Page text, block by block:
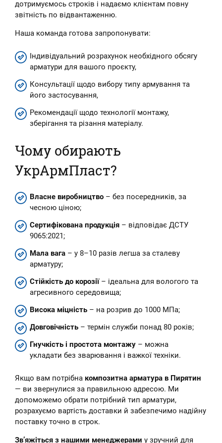
дотримуємось строків і надаємо клієнтам повну
звітність по відвантаженню.
Наша команда готова запропонувати:
Індивідуальний розрахунок необхідного обсягу
арматури для вашого проєкту,
Консультації щодо вибору типу армування та
його застосування,
Рекомендації щодо технології монтажу,
зберігання та різання матеріалу.
Чому обирають
УкрАрмПласт?
Власне виробництво – без посередників, за
чесною ціною;
Сертифікована продукція – відповідає ДСТУ
9065:2021;
Мала вага – у 8–10 разів легша за сталеву
арматуру;
Стійкість до корозії– ідеальна для вологого та
агресивного середовища;
Висока міцність – на розрив до 1000 МПа;
Довговічність – термін служби понад 80 років;
Гнучкість і простота монтажу – можна
укладати без зварювання і важкої техніки.
Якщо вам потрібна композитна арматура в Пирятин
— ви звернулися за правильною адресою. Ми
допоможемо обрати потрібний тип арматури,
розрахуємо вартість доставки й забезпечимо надійну
поставку точно в строк.
Зв’яжіться з нашими менеджерами у зручний для